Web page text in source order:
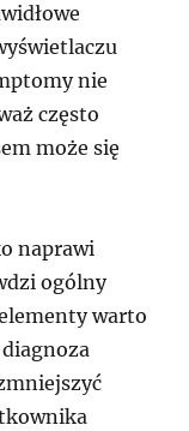
nie
często
może się
naprawi
ogólny
warto
diagnoza